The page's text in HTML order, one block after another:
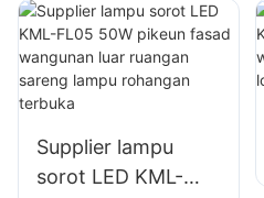
Supplier lampu
sorot LED KML-